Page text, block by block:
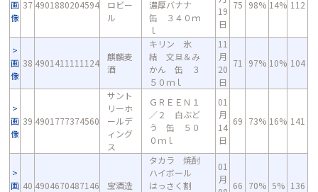
画
像
37 4901880204594
ロビー
ル
濃厚バナナ
缶 ３４０ｍ
ｌ
19
日
75 98% 14% 112
画
像
38 4901411111124
麒麟麦
酒
キリン 氷
結 文旦＆み
かん 缶 ３
５０ｍｌ
11
月
20
日
71 97% 10% 104
画
像
39 4901777374560
サント
リーホ
ールデ
ィング
ス
ＧＲＥＥＮ１
／２ 白ぶど
う 缶 ５０
０ｍｌ
01
月
14
日
69 73% 16% 141
画 40 4904670487146 宝酒造
タカラ 焼酎
ハイボール
はっさく割
01
月
66 70% 5% 136